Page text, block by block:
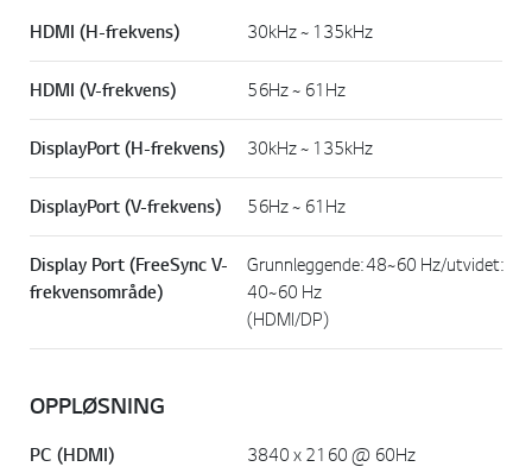
HDMI (H-frekvens) 30kHz ~ 135kHz
HDMI (V-frekvens) 56Hz ~ 61Hz
DisplayPort (H-frekvens) 30kHz ~ 135kHz
DisplayPort (V-frekvens) 56Hz ~ 61Hz
Display Port (FreeSync V-
frekvensområde)
Grunnleggende: 48~60 Hz/utvidet:
40~60 Hz
(HDMI/DP)
OPPLØSNING
PC (HDMI) 3840 x 2160 @ 60Hz